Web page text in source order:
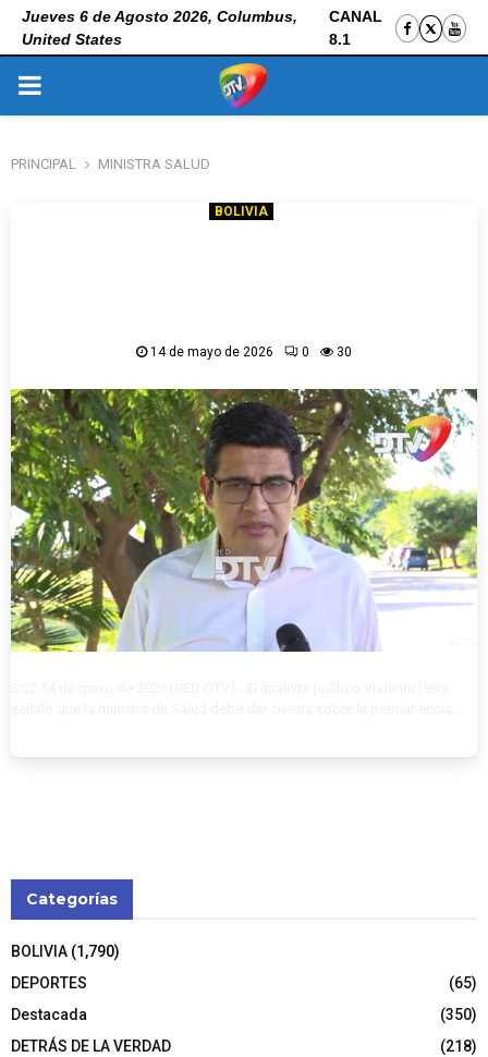
Jueves 6 de Agosto 2026, Columbus,
United States
CANAL
8.1
PRIMARY
PRINCIPAL MINISTRA SALUD
BOLIVIA
14 de mayo de 2026 0 30
Categorías
BOLIVIA (1,790)
DEPORTES
(65)
Destacada
(350)
DETRÁS DE LA VERDAD
(218)